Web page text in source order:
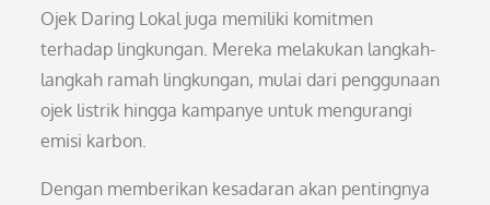
Ojek Daring Lokal juga memiliki komitmen
terhadap lingkungan. Mereka melakukan langkah-
langkah ramah lingkungan, mulai dari penggunaan
ojek listrik hingga kampanye untuk mengurangi
emisi karbon.
Dengan memberikan kesadaran akan pentingnya